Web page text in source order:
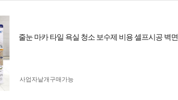
줄눈 마카 타일 욕실 청소 보수제 비용 셀프시공 벽면
사업자 낱개구매가능